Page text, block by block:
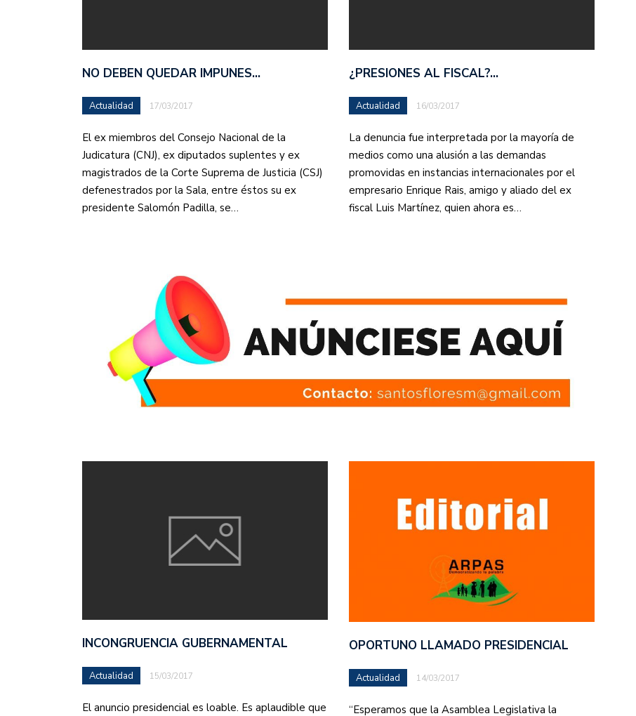
NO DEBEN QUEDAR IMPUNES…
Actualidad 17/03/2017
El ex miembros del Consejo Nacional de la
Judicatura (CNJ), ex diputados suplentes y ex
magistrados de la Corte Suprema de Justicia (CSJ)
defenestrados por la Sala, entre éstos su ex
presidente Salomón Padilla, se…
¿PRESIONES AL FISCAL?…
Actualidad 16/03/2017
La denuncia fue interpretada por la mayoría de
medios como una alusión a las demandas
promovidas en instancias internacionales por el
empresario Enrique Rais, amigo y aliado del ex
fiscal Luis Martínez, quien ahora es…
INCONGRUENCIA GUBERNAMENTAL
Actualidad 15/03/2017
El anuncio presidencial es loable. Es aplaudible que
OPORTUNO LLAMADO PRESIDENCIAL
Actualidad 14/03/2017
“Esperamos que la Asamblea Legislativa la